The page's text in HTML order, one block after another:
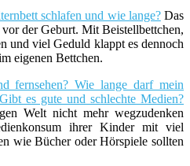
schlafen und wie lange?Das
der Geburt. Mit Beistellbettchen,
und viel Geduld klappt es dennoch
eigenen Bettchen.
fernsehen? Wie lange darf mein
es gute und schlechte Medien?
Welt nicht mehr wegzudenken
ihrer Kinder mit viel
wie Bücher oder Hörspiele sollten